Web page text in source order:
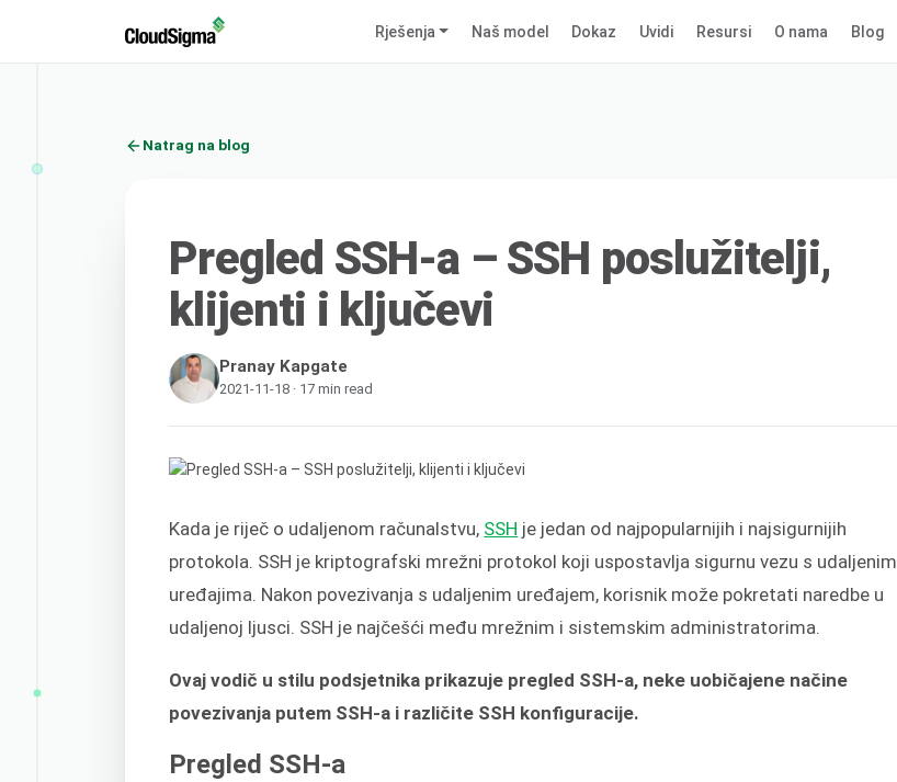
Rješenja Naš model Dokaz Uvidi Resursi O nama Blog
Natrag na blog
Pregled SSH-a – SSH poslužitelji,
klijenti i ključevi
Pranay Kapgate
2021-11-18 · 17 min read
Kada je riječ o udaljenom računalstvu, SSH je jedan od najpopularnijih i najsigurnijih
protokola. SSH je kriptografski mrežni protokol koji uspostavlja sigurnu vezu s udaljenim
uređajima. Nakon povezivanja s udaljenim uređajem, korisnik može pokretati naredbe u
udaljenoj ljusci. SSH je najčešći među mrežnim i sistemskim administratorima.
Ovaj vodič u stilu podsjetnika prikazuje pregled SSH-a, neke uobičajene načine
povezivanja putem SSH-a i različite SSH konfiguracije.
Pregled SSH-a